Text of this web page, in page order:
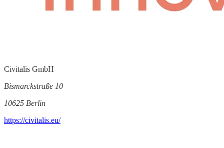
Civitalis GmbH
Bismarckstraße 10
10625 Berlin
https://civitalis.eu/